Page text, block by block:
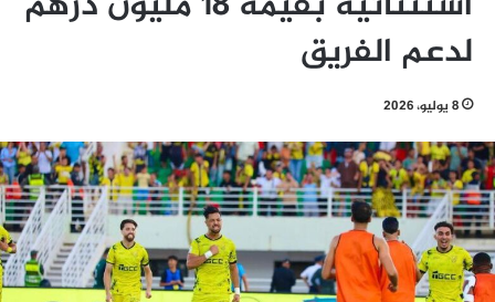
لدعم الفريق
8 يوليو، 2026